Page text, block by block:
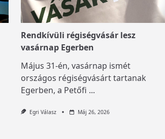
Rendkívüli régiségvásár lesz
vasárnap Egerben
Május 31-én, vasárnap ismét
országos régiségvásárt tartanak
Egerben, a Petőfi ...
Egri Válasz Máj 26, 2026